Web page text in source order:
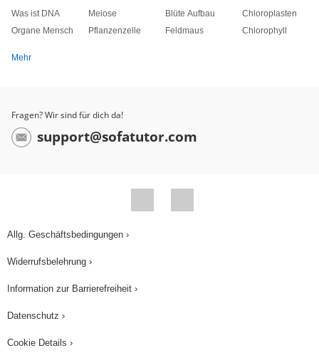
Was ist DNA
Organe Mensch
Meiose
Pflanzenzelle
Blüte Aufbau
Feldmaus
Chloroplasten
Chlorophyll
Mehr
Fragen? Wir sind für dich da!
support@sofatutor.com
Allg. Geschäftsbedingungen ›
Widerrufsbelehrung ›
Information zur Barrierefreiheit ›
Datenschutz ›
Cookie Details ›